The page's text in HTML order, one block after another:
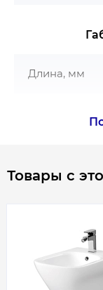
Длина, мм
Товары с